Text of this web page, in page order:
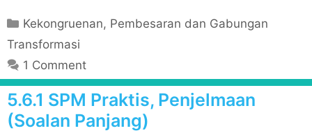
C
a
e
g
o
r
Kekongruenan, Pembesaran dan Gabungan
Transformasi
1 Comment
5.6.1 SPM Praktis, Penjelmaan
(Soalan Panjang)